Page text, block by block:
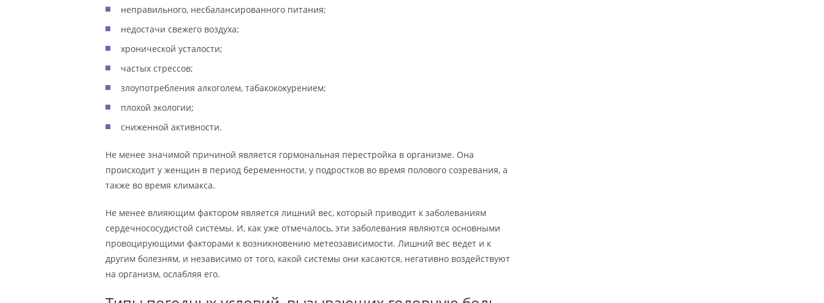
неправильного, несбалансированного питания;
недостачи свежего воздуха;
хронической усталости;
частых стрессов;
злоупотребления алкоголем, табакококурением;
плохой экологии;
сниженной активности.
Не менее значимой причиной является гормональная перестройка в организме. Она
происходит у женщин в период беременности, у подростков во время полового созревания, а
также во время климакса.
Не менее влияющим фактором является лишний вес, который приводит к заболеваниям
сердечнососудистой системы. И, как уже отмечалось, эти заболевания являются основными
провоцирующими факторами к возникновению метеозависимости. Лишний вес ведет и к
другим болезням, и независимо от того, какой системы они касаются, негативно воздействуют
на организм, ослабляя его.